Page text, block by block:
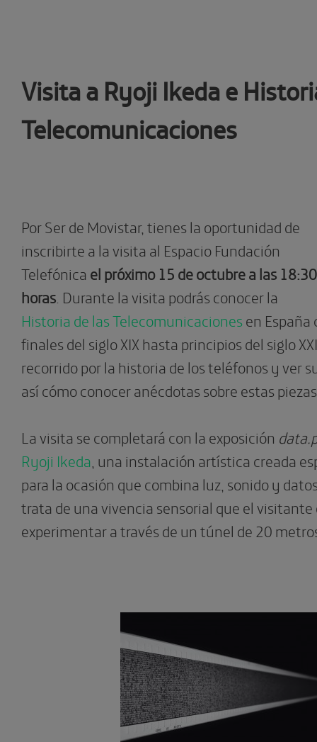
Visita a Ryoji Ikeda e
Telecomunicaciones
Por Ser de Movistar, tienes la oportunidad de
inscribirte a la visita al Espacio Fundación
Telefónica el próximo 15 de octubre a las 18:30
horas . Durante la visita podrás conocer la
Historia de las Telecomunicacionesen España
finales del siglo XIX hasta principios del siglo
recorrido por la historia de los teléfonos y ver
así cómo conocer anécdotas sobre estas
La visita se completará con la exposición
Ryoji Ikeda , una instalación artística creada
para la ocasión que combina luz, sonido y
trata de una vivencia sensorial que el visitante
experimentar a través de un túnel de 20